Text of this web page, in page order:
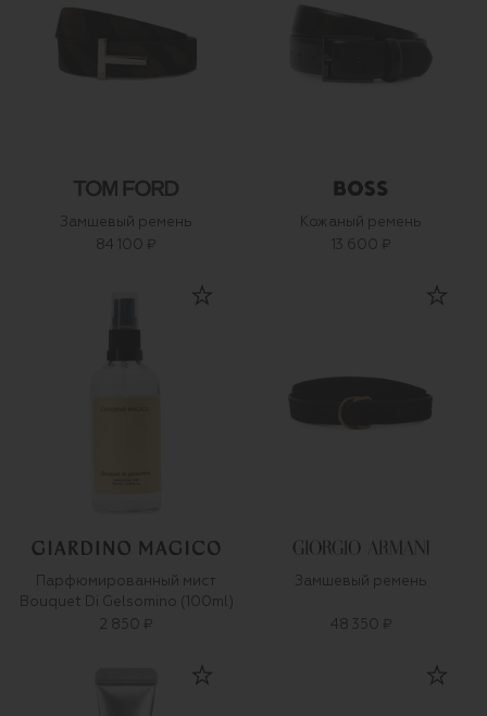
Замшевый ремень
84 100 ₽
Кожаный ремень
13 600 ₽
Парфюмированный мист
Bouquet Di Gelsomino (100ml)
2 850 ₽
Замшевый ремень
48 350 ₽